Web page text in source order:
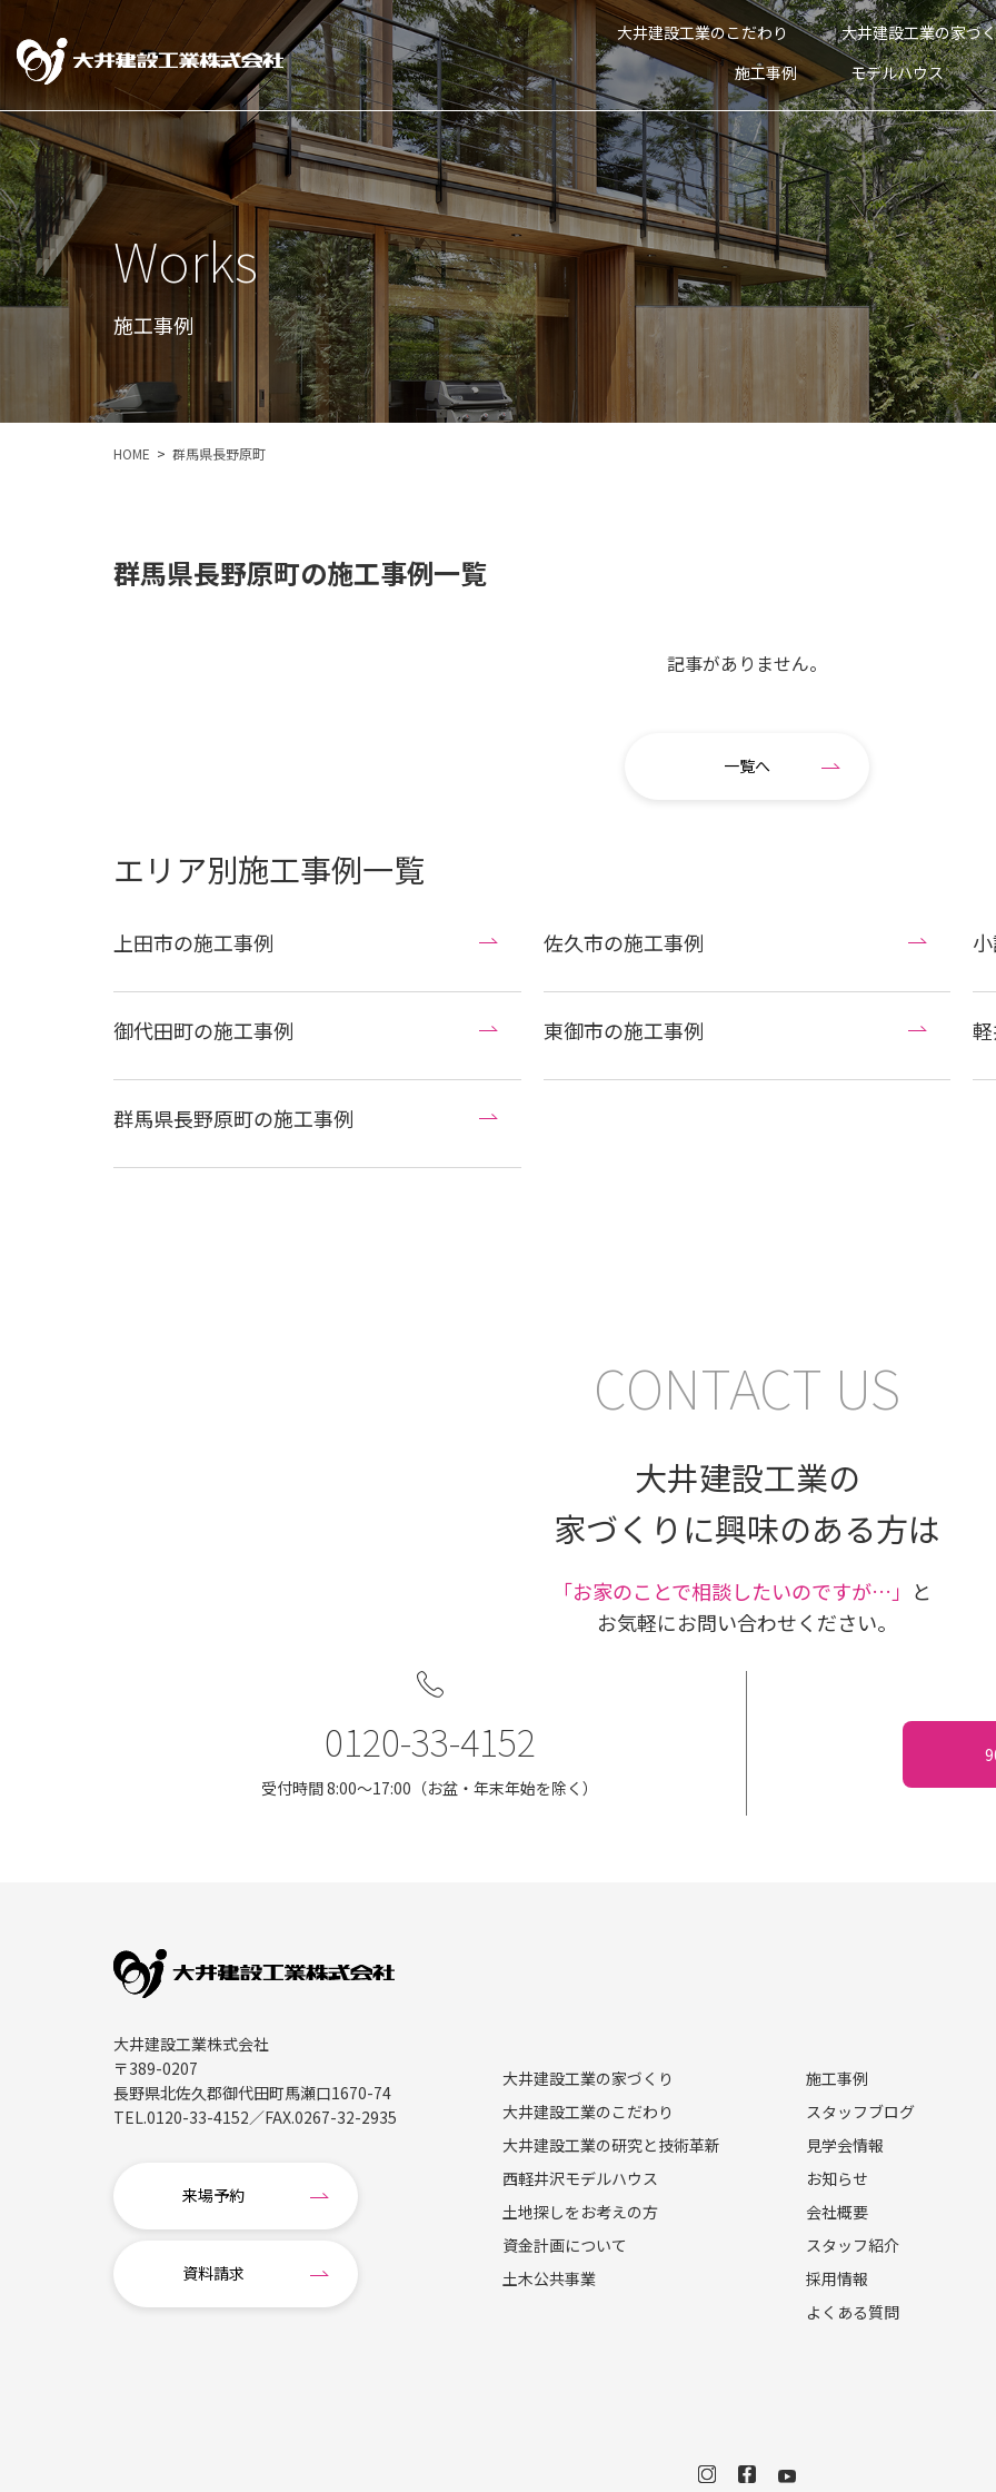
大井建設工業のこだわり 大井建設工業の家づ
施工事例
モデルハウス
Works
施工事例
HOME 群馬県長野原町
群馬県長野原町の施工事例一覧
記事がありません。
一覧へ
エリア別施工事例一覧
上田市の施工事例 佐久市の施工事例
御代田町の施工事例 東御市の施工事例
群馬県長野原町の施工事例
CONTACT US
大井建設工業の
家づくりに興味のある方は
｢お家のことで相談したいのですが…」 と
お気軽にお問い合わせください。
0120-33-4152
受付時間 8:00〜17:00（お盆・年末年始を除く）
大井建設工業株式会社
〒389-0207
長野県北佐久郡御代田町馬瀬口1670-74
TEL.0120-33-4152／FAX.0267-32-2935
来場予約
資料請求
大井建設工業の家づくり
大井建設工業のこだわり
大井建設工業の研究と技術革新
西軽井沢モデルハウス
土地探しをお考えの方
資金計画について
土木公共事業
施工事例
スタッフブログ
見学会情報
お知らせ
会社概要
スタッフ紹介
採用情報
よくある質問